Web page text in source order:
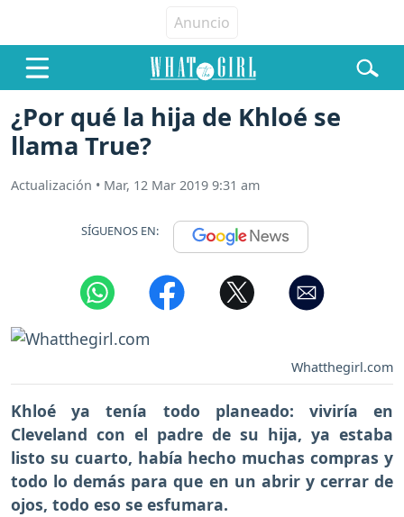
¿Por qué la hija de Khloé se
llama True?
Actualización • Mar, 12 Mar 2019 9:31 am
SÍGUENOS EN:
Whatthegirl.com
Khloé ya tenía todo planeado: viviría en
Cleveland con el padre de su hija, ya estaba
listo su cuarto, había hecho muchas compras y
todo lo demás para que en un abrir y cerrar de
ojos, todo eso se esfumara.